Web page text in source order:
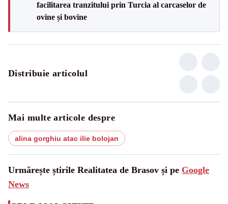
facilitarea tranzitului prin Turcia al carcaselor de
ovine și bovine
Distribuie articolul
Mai multe articole despre
alina gorghiu atac ilie bolojan
Urmărește știrile Realitatea de Brasov și pe Google
News